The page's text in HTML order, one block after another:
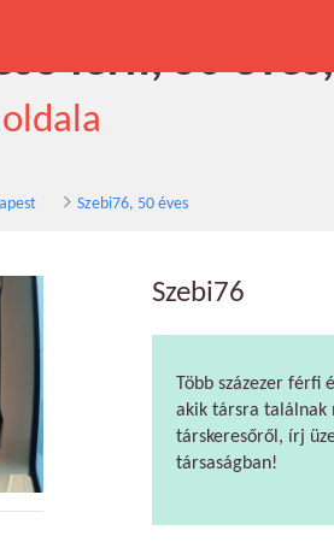
férfi, 50
Szebi76, 50 éves
Szebi76
Több százezer
akik társra találnak
társkeresőről, írj
társaságban!